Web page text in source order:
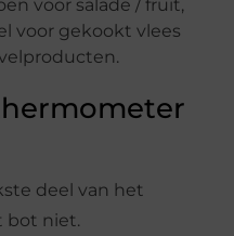
voor salade / fruit,
voor gekookt vlees
deel van het
bot niet.